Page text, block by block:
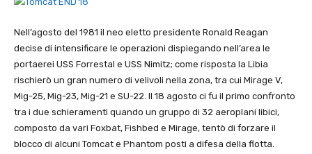
Nell’agosto del 1981 il neo eletto presidente Ronald Reagan
decise di intensificare le operazioni dispiegando nell’area le
portaerei USS Forrestal e USS Nimitz; come risposta la Libia
rischierò un gran numero di velivoli nella zona, tra cui Mirage V,
Mig-25, Mig-23, Mig-21 e SU-22. Il 18 agosto ci fu il primo confronto
tra i due schieramenti quando un gruppo di 32 aeroplani libici,
composto da vari Foxbat, Fishbed e Mirage, tentò di forzare il
blocco di alcuni Tomcat e Phantom posti a difesa della flotta.